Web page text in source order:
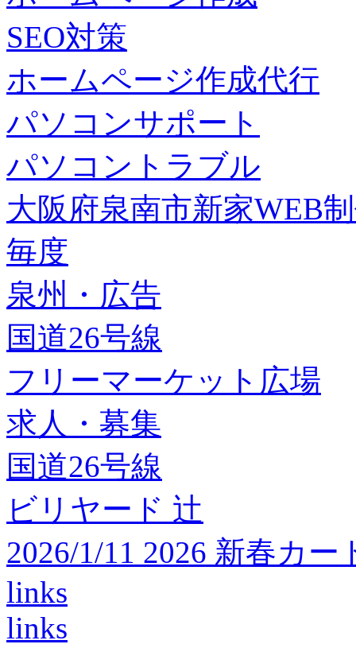
SEO対策
ホームページ作成代行
パソコンサポート
パソコントラブル
大阪府泉南市新家WEB
毎度
泉州・広告
国道26号線
フリーマーケット広場
求人・募集
国道26号線
ビリヤード 辻
2026/1/11 2026 新春カ
links
links